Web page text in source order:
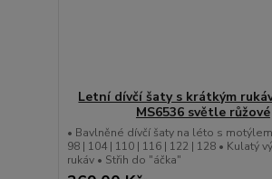
Letní dívčí šaty s krátkým
MS6536 světle růžové
• Bavlněné dívčí šaty na léto s
98 | 104 | 110 | 116 | 122 | 128 • Kulatý
rukáv • Střih do "áčka"